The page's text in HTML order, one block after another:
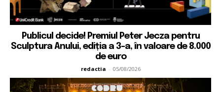
Publicul decide! Premiul Peter Jecza pentru
Sculptura Anului, ediția a 3-a, în valoare de 8.000
de euro
redactia - 05/08/2026